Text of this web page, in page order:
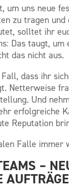
um uns neue
zu tragen
solltet ihr
Das taugt,
das nicht aus.
dass ihr
Netterweise
Und
erfolgreiche
Reputation
Falle immer
–
AUFTRÄGE